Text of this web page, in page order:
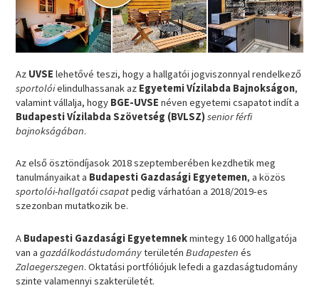
Az UVSE lehetővé teszi, hogy a hallgatói jogviszonnyal rendelkező
sportolóielindulhassanak az Egyetemi Vízilabda Bajnokságon,
valamint vállalja, hogy BGE-UVSE néven egyetemi csapatot indít a
Budapesti Vízilabda Szövetség (BVLSZ)senior férfi
bajnokságában.
Az első ösztöndíjasok 2018 szeptemberében kezdhetik meg
tanulmányaikat a Budapesti Gazdasági Egyetemen, a közös
sportolói-hallgatói csapatpedig várhatóan a 2018/2019-es
szezonban mutatkozik be.
A Budapesti Gazdasági Egyetemnekmintegy 16 000 hallgatója
van agazdálkodástudományterületénBudapesten és
Zalaegerszegen. Oktatási portfóliójuk lefedi a gazdaságtudomány
szinte valamennyi szakterületét.